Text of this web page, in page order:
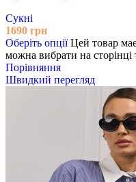
Сукні
1690 грн
Оберіть опції Цей товар
можна вибрати на сторінці
Порівняння
Швидкий перегляд